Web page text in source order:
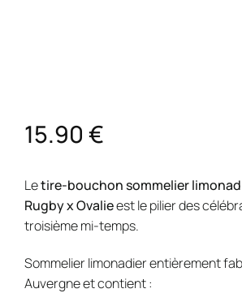
15.90 €
Letire-bouchon sommelier
Rugby x Ovalieest le pilier des
troisième mi-temps.
Sommelier limonadier entièrement
Auvergne et contient :